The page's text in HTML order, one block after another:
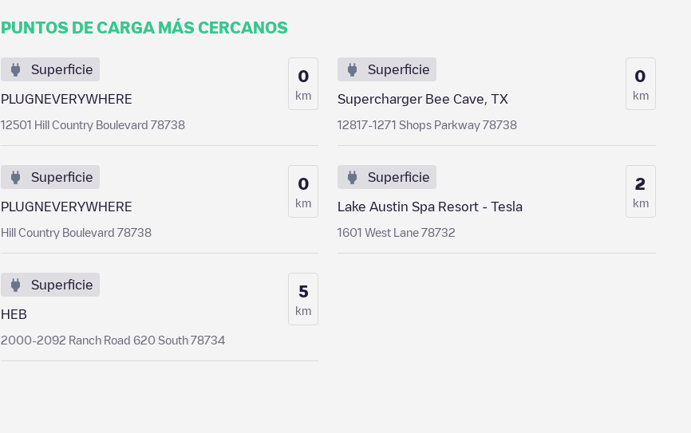
PUNTOS DE CARGA MÁS CERCANOS
Superficie
PLUGNEVERYWHERE
12501 Hill Country Boulevard 78738
0
km
Superficie
Supercharger Bee Cave, TX
12817-1271 Shops Parkway 78738
0
km
Superficie
PLUGNEVERYWHERE
Hill Country Boulevard 78738
0
km
Superficie
Lake Austin Spa Resort - Tesla
1601 West Lane 78732
2
km
Superficie
HEB
2000-2092 Ranch Road 620 South 78734
5
km